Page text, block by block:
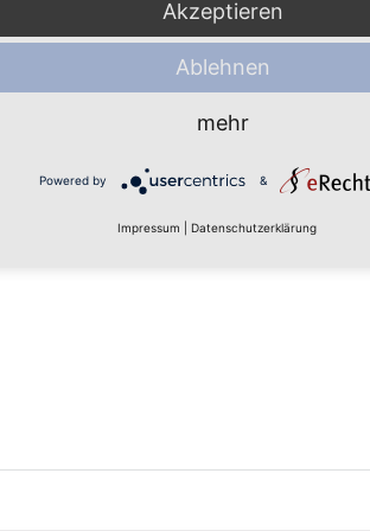
byUsercentrics Consent
Management Platform
Akzeptieren
Ablehnen
mehr
Powered by &
Impressum Datenschutzerklärung